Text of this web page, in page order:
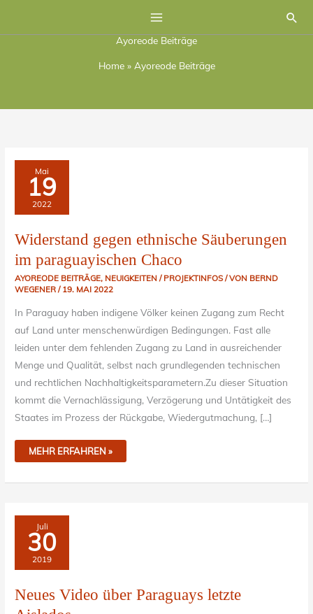
Ayoreode Beiträge
Home » Ayoreode Beiträge
Mai
19
2022
Widerstand gegen ethnische Säuberungen
im paraguayischen Chaco
AYOREODE BEITRÄGE, NEUIGKEITEN / PROJEKTINFOS/ VON BERND
WEGENER/ 19. MAI 2022
In Paraguay haben indigene Völker keinen Zugang zum Recht
auf Land unter menschenwürdigen Bedingungen. Fast alle
leiden unter dem fehlenden Zugang zu Land in ausreichender
Menge und Qualität, selbst nach grundlegenden technischen
und rechtlichen Nachhaltigkeitsparametern.Zu dieser Situation
kommt die Vernachlässigung, Verzögerung und Untätigkeit des
Staates im Prozess der Rückgabe, Wiedergutmachung, […]
WIDERSTAND
GEGEN
ETHNISCHE
SÄUBERUNGEN
IM
PARAGUAYISCHEN
CHACO
MEHR ERFAHREN »
Juli
30
2019
Neues Video über Paraguays letzte
NEUES
VIDEO
ÜBER
PARAGUAYS
LETZTE
AISLADOS